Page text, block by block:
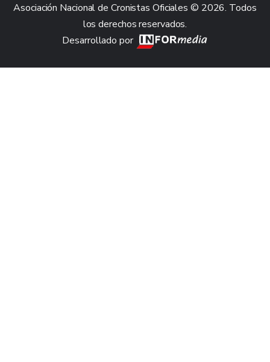
Asociación Nacional de Cronistas Oficiales © 2026. Todos
los derechos reservados.
Desarrollado por